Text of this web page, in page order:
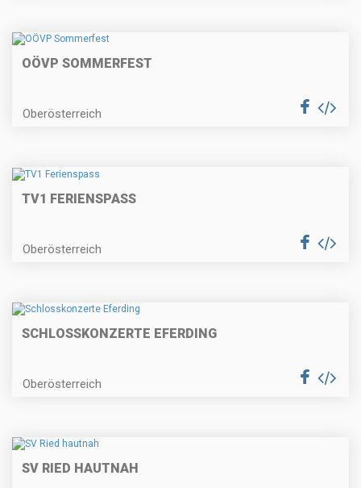
OÖVP SOMMERFEST
Oberösterreich
TV1 FERIENSPASS
Oberösterreich
SCHLOSSKONZERTE EFERDING
Oberösterreich
SV RIED HAUTNAH